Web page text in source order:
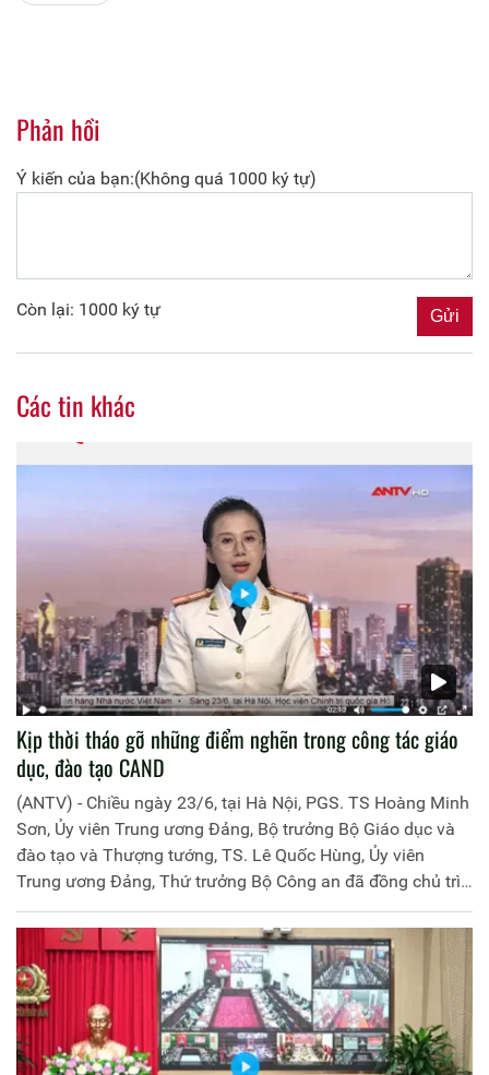
Phản hồi
Ý kiến của bạn:(Không quá 1000 ký tự)
Còn lại: 1000 ký tự
Các tin khác
Kịp thời tháo gỡ những điểm nghẽn trong công tác giáo
dục, đào tạo CAND
(ANTV) - Chiều ngày 23/6, tại Hà Nội, PGS. TS Hoàng Minh
Sơn, Ủy viên Trung ương Đảng, Bộ trưởng Bộ Giáo dục và
đào tạo và Thượng tướng, TS. Lê Quốc Hùng, Ủy viên
Trung ương Đảng, Thứ trưởng Bộ Công an đã đồng chủ trì
buổi làm việc với các đơn vị của 2 Bộ về một số nội dung
liên quan đến công tác giáo dục và đào tạo của lực lượng
CAND.